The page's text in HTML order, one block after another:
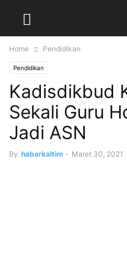
Home Pendidikan
Pendidikan
Kadisdikbud
Sekali Guru
Jadi ASN
By habarkaltim - Maret 30, 2021